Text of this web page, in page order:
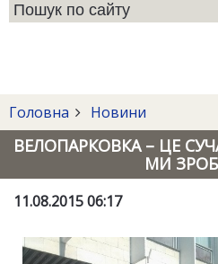
Головна Новини
ВЕЛОПАРКОВКА – ЦЕ
МИ
11.08.2015 06:17